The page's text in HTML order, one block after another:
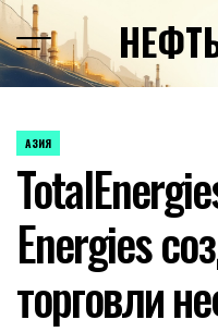
Перейти
к
содержимому
ОПУБЛИКОВАНО
АЗИЯ
Energies
торговли